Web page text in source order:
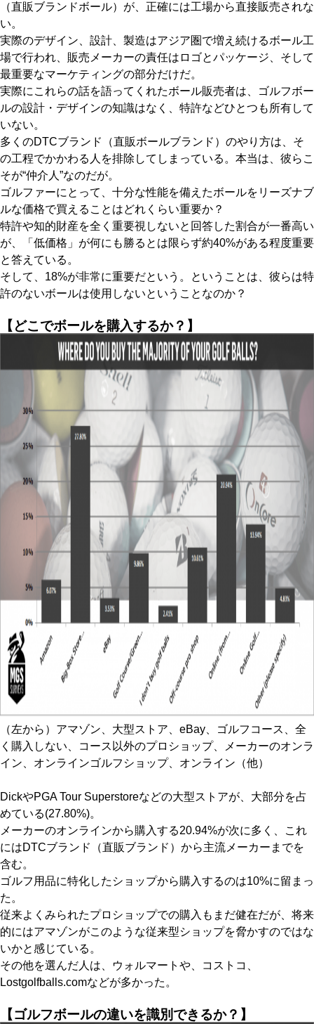
（直販ブランドボール）が、正確には工場から直接販売されな
い。
実際のデザイン、設計、製造はアジア圏で増え続けるボール工
場で行われ、販売メーカーの責任はロゴとパッケージ、そして
最重要なマーケティングの部分だけだ。
実際にこれらの話を語ってくれたボール販売者は、ゴルフボー
ルの設計・デザインの知識はなく、特許などひとつも所有して
いない。
多くのDTCブランド（直販ボールブランド）のやり方は、そ
の工程でかかわる人を排除してしまっている。本当は、彼らこ
そが“仲介人”なのだが。
ゴルファーにとって、十分な性能を備えたボールをリーズナブ
ルな価格で買えることはどれくらい重要か？
特許や知的財産を全く重要視しないと回答した割合が一番高い
が、「低価格」が何にも勝るとは限らず約40%がある程度重要
と答えている。
そして、18%が非常に重要だという。ということは、彼らは特
許のないボールは使用しないということなのか？
【どこでボールを購入するか？】
（左から）アマゾン、大型ストア、eBay、ゴルフコース、全
く購入しない、コース以外のプロショップ、メーカーのオンラ
イン、オンラインゴルフショップ、オンライン（他）
DickやPGA Tour Superstoreなどの大型ストアが、大部分を占
めている(27.80%)。
メーカーのオンラインから購入する20.94%が次に多く、これ
にはDTCブランド（直販ブランド）から主流メーカーまでを
含む。
ゴルフ用品に特化したショップから購入するのは10%に留まっ
た。
従来よくみられたプロショップでの購入もまだ健在だが、将来
的にはアマゾンがこのような従来型ショップを脅かすのではな
いかと感じている。
その他を選んだ人は、ウォルマートや、コストコ、
Lostgolfballs.comなどが多かった。
【ゴルフボールの違いを識別できるか？】